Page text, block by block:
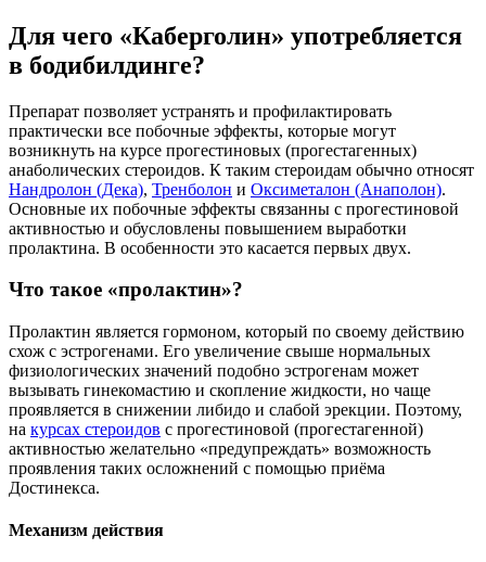
Для чего «Каберголин» употребляется
в бодибилдинге?
Препарат позволяет устранять и профилактировать
практически все побочные эффекты, которые могут
возникнуть на курсе прогестиновых (прогестагенных)
анаболических стероидов. К таким стероидам обычно относят
Нандролон (Дека), Тренболон и Оксиметалон (Анаполон).
Основные их побочные эффекты связанны с прогестиновой
активностью и обусловлены повышением выработки
пролактина. В особенности это касается первых двух.
Что такое «пролактин»?
Пролактин является гормоном, который по своему действию
схож с эстрогенами. Его увеличение свыше нормальных
физиологических значений подобно эстрогенам может
вызывать гинекомастию и скопление жидкости, но чаще
проявляется в снижении либидо и слабой эрекции. Поэтому,
на курсах стероидов с прогестиновой (прогестагенной)
активностью желательно «предупреждать» возможность
проявления таких осложнений с помощью приёма
Достинекса.
Механизм действия